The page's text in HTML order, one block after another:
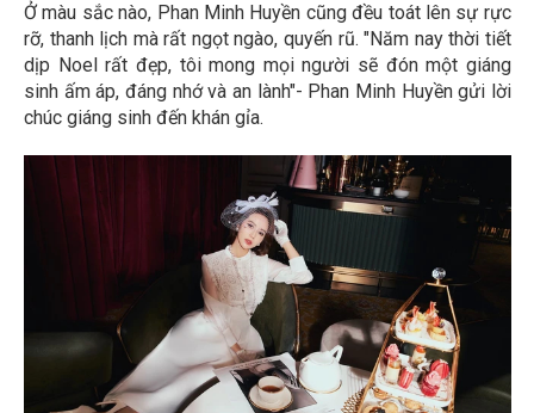
Ở màu sắc nào, Phan Minh Huyền cũng đều toát lên sự rực
rỡ, thanh lịch mà rất ngọt ngào, quyến rũ. "Năm nay thời tiết
dịp Noel rất đẹp, tôi mong mọi người sẽ đón một giáng
sinh ấm áp, đáng nhớ và an lành"- Phan Minh Huyền gửi lời
chúc giáng sinh đến khán gỉa.